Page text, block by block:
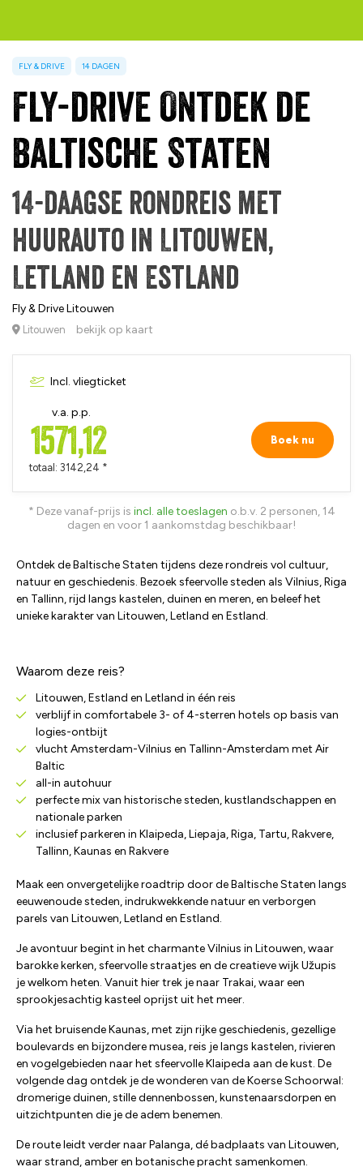
FLY & DRIVE 14 DAGEN
Fly-drive Ontdek de
Baltische Staten
14-daagse rondreis met
huurauto in Litouwen,
Letland en Estland
Fly & Drive Litouwen
Litouwen bekijk op kaart
Incl. vliegticket
v.a. p.p.
1571,12
totaal: 3142,24 *
Boek nu
* Deze vanaf-prijs is incl. alle toeslagen o.b.v. 2 personen, 14
dagen en voor 1 aankomstdag beschikbaar!
Ontdek de Baltische Staten tijdens deze rondreis vol cultuur,
natuur en geschiedenis. Bezoek sfeervolle steden als Vilnius, Riga
en Tallinn, rijd langs kastelen, duinen en meren, en beleef het
unieke karakter van Litouwen, Letland en Estland.
Waarom deze reis?
Litouwen, Estland en Letland in één reis
verblijf in comfortabele 3- of 4-sterren hotels op basis van
logies-ontbijt
vlucht Amsterdam-Vilnius en Tallinn-Amsterdam met Air
Baltic
all-in autohuur
perfecte mix van historische steden, kustlandschappen en
nationale parken
inclusief parkeren in Klaipeda, Liepaja, Riga, Tartu, Rakvere,
Tallinn, Kaunas en Rakvere
Maak een onvergetelijke roadtrip door de Baltische Staten langs
eeuwenoude steden, indrukwekkende natuur en verborgen
parels van Litouwen, Letland en Estland.
Je avontuur begint in het charmante Vilnius in Litouwen, waar
barokke kerken, sfeervolle straatjes en de creatieve wijk Užupis
je welkom heten. Vanuit hier trek je naar Trakai, waar een
sprookjesachtig kasteel oprijst uit het meer.
Via het bruisende Kaunas, met zijn rijke geschiedenis, gezellige
boulevards en bijzondere musea, reis je langs kastelen, rivieren
en vogelgebieden naar het sfeervolle Klaipeda aan de kust. De
volgende dag ontdek je de wonderen van de Koerse Schoorwal:
dromerige duinen, stille dennenbossen, kunstenaarsdorpen en
uitzichtpunten die je de adem benemen.
De route leidt verder naar Palanga, dé badplaats van Litouwen,
waar strand, amber en botanische pracht samenkomen.